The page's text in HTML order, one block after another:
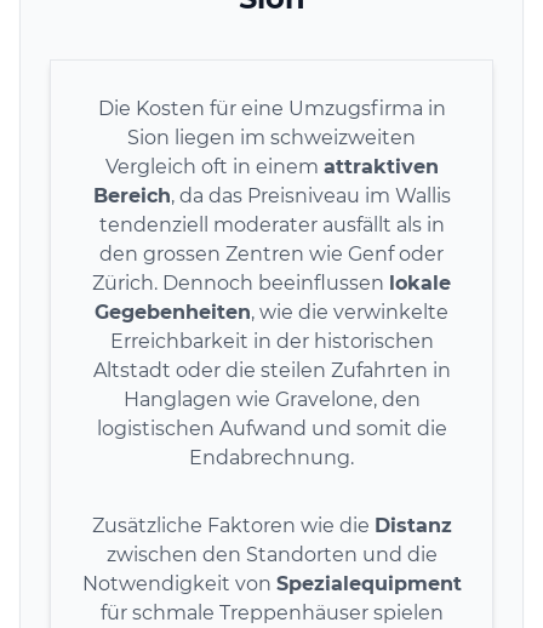
Die Kosten für eine Umzugsfirma in
Sion liegen im schweizweiten
Vergleich oft in einem attraktiven
Bereich, da das Preisniveau im Wallis
tendenziell moderater ausfällt als in
den grossen Zentren wie Genf oder
Zürich. Dennoch beeinflussen lokale
Gegebenheiten, wie die verwinkelte
Erreichbarkeit in der historischen
Altstadt oder die steilen Zufahrten in
Hanglagen wie Gravelone, den
logistischen Aufwand und somit die
Endabrechnung.
Zusätzliche Faktoren wie die Distanz
zwischen den Standorten und die
Notwendigkeit von Spezialequipment
für schmale Treppenhäuser spielen